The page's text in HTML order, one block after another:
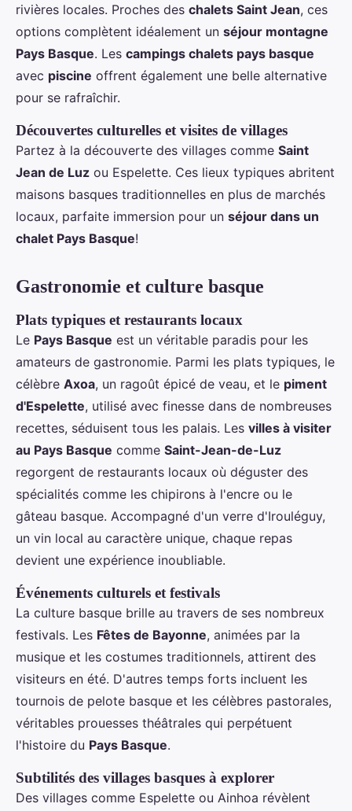
rivières locales. Proches des chalets Saint Jean, ces
options complètent idéalement un séjour montagne
Pays Basque. Les campings chalets pays basque
avec piscine offrent également une belle alternative
pour se rafraîchir.
Découvertes culturelles et visites de villages
Partez à la découverte des villages comme Saint
Jean de Luz ou Espelette. Ces lieux typiques abritent
maisons basques traditionnelles en plus de marchés
locaux, parfaite immersion pour un séjour dans un
chalet Pays Basque!
Gastronomie et culture basque
Plats typiques et restaurants locaux
Le Pays Basque est un véritable paradis pour les
amateurs de gastronomie. Parmi les plats typiques, le
célèbre Axoa, un ragoût épicé de veau, et le piment
d'Espelette, utilisé avec finesse dans de nombreuses
recettes, séduisent tous les palais. Les villes à visiter
au Pays Basque comme Saint-Jean-de-Luz
regorgent de restaurants locaux où déguster des
spécialités comme les chipirons à l'encre ou le
gâteau basque. Accompagné d'un verre d'Irouléguy,
un vin local au caractère unique, chaque repas
devient une expérience inoubliable.
Événements culturels et festivals
La culture basque brille au travers de ses nombreux
festivals. Les Fêtes de Bayonne, animées par la
musique et les costumes traditionnels, attirent des
visiteurs en été. D'autres temps forts incluent les
tournois de pelote basque et les célèbres pastorales,
véritables prouesses théâtrales qui perpétuent
l'histoire du Pays Basque.
Subtilités des villages basques à explorer
Des villages comme Espelette ou Ainhoa révèlent